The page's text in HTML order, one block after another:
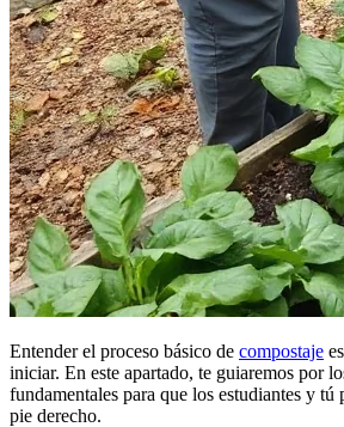
Entender el proceso básico de compostaje
iniciar. En este apartado, te guiaremos por
fundamentales para que los estudiantes y tú
pie derecho.